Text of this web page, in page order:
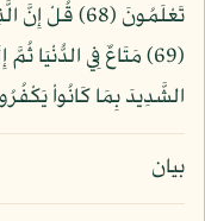
تَعْلَمُونَ (68)
(69) مَتَاعٌ فِي
الشَّدِيدَ بِمَا كَانُواْ
بيان